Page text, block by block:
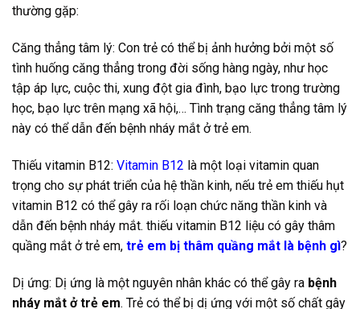
thường gặp:
Căng thẳng tâm lý: Con trẻ có thể bị ảnh hưởng bởi một số
tình huống căng thẳng trong đời sống hàng ngày, như học
tập áp lực, cuộc thi, xung đột gia đình, bạo lực trong trường
học, bạo lực trên mạng xã hội,… Tình trạng căng thẳng tâm lý
này có thể dẫn đến bệnh nháy mắt ở trẻ em.
Thiếu vitamin B12: Vitamin B12 là một loại vitamin quan
trọng cho sự phát triển của hệ thần kinh, nếu trẻ em thiếu hụt
vitamin B12 có thể gây ra rối loạn chức năng thần kinh và
dẫn đến bệnh nháy mắt. thiếu vitamin B12 liệu có gây thâm
quầng mắt ở trẻ em, trẻ em bị thâm quầng mắt là bệnh gì?
Dị ứng: Dị ứng là một nguyên nhân khác có thể gây ra bệnh
nháy mắt ở trẻ em. Trẻ có thể bị dị ứng với một số chất gây